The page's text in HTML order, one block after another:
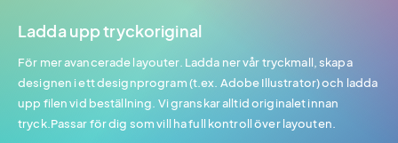
Ladda upp tryckoriginal
För mer avancerade layouter. Ladda ner vår tryckmall, skapa
designen i ett designprogram (t.ex. Adobe Illustrator) och ladda
upp filen vid beställning. Vi granskar alltid originalet innan
tryck.Passar för dig som vill ha full kontroll över layouten.